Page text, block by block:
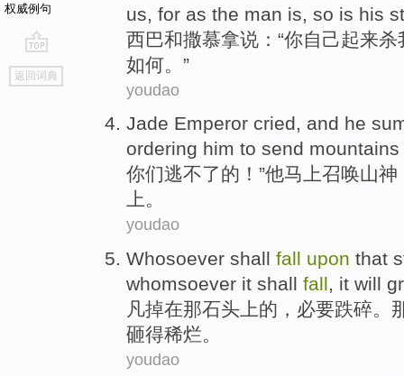
权威例句
go
top
返回词典
us for as the man is , so is his
西巴和撒慕拿说 ：“你自己起来杀
如何。”
youdao
Jade Emperor cried, and he
ordering him to send mountains
你们逃不了的！”他马上召唤山神
上。
youdao
Whosoever shall fall upon that
whomsoever it shall fall, it will
凡掉在那石头 上的，必要跌碎。
砸得稀烂。
youdao